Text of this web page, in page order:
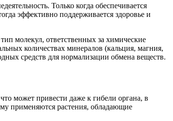
Только когда обеспечивается
эффективно поддерживается здоровье и
молекул, ответственных за химические
количествах минералов (кальция, магния,
средств для нормализации обмена веществ.
может привести даже к гибели органа, в
применяются растения, обладающие